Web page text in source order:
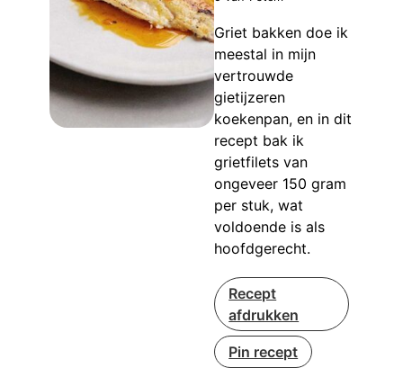
Griet bakken doe ik
meestal in mijn
vertrouwde
gietijzeren
koekenpan, en in dit
recept bak ik
grietfilets van
ongeveer 150 gram
per stuk, wat
voldoende is als
hoofdgerecht.
Recept
afdrukken
Pin recept